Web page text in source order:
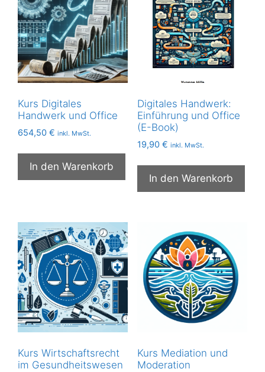
Kurs Digitales
Handwerk und Office
654,50 € inkl. MwSt.
In den Warenkorb
Digitales Handwerk:
Einführung und Office
(E-Book)
19,90 € inkl. MwSt.
In den Warenkorb
Kurs Wirtschaftsrecht
im Gesundheitswesen
Kurs Mediation und
Moderation